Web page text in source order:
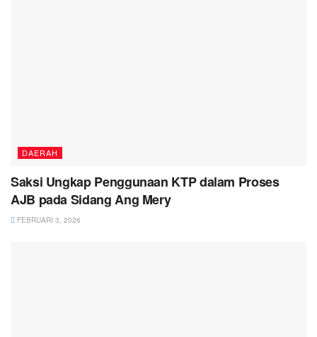
DAERAH
Saksi Ungkap Penggunaan KTP dalam Proses
AJB pada Sidang Ang Mery
FEBRUARI 3, 2026